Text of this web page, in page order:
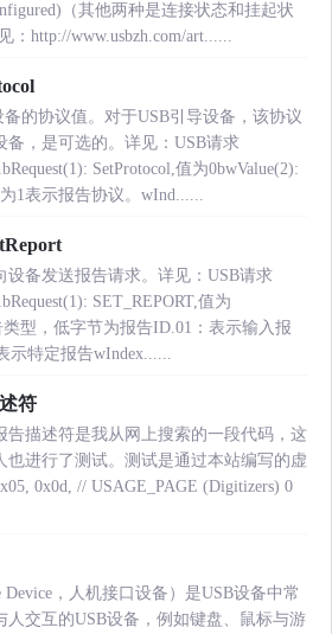
（其他两种是连接状态和挂起状
：http://www.usbzh.com/art......
备的协议值。对于USB引导设备，该协议
备，是可选的。详见：USB请求
SetProtocol,值为0bwValue(2):
1表示报告协议。wInd......
设备发送报告请求。详见：USB请求
SET_REPORT,值为
类型，低字节为报告ID.01：表示输入报
示特定报告wIndex......
符
告描述符是我从网上搜索的一段代码，这
也进行了测试。测试是通过本站编写的虚
0x0d, // USAGE_PAGE (Digitizers) 0
Device，人机接口设备）是USB设备中常
人交互的USB设备，例如键盘、鼠标与游